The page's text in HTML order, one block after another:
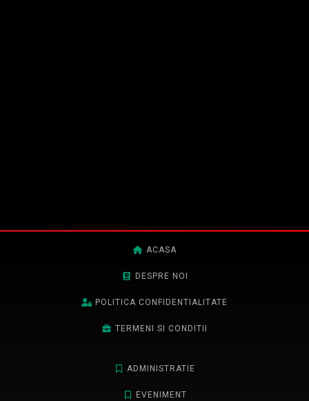
ACASA
DESPRE NOI
POLITICA CONFIDENTIALITATE
TERMENI SI CONDITII
ADMINISTRATIE
EVENIMENT